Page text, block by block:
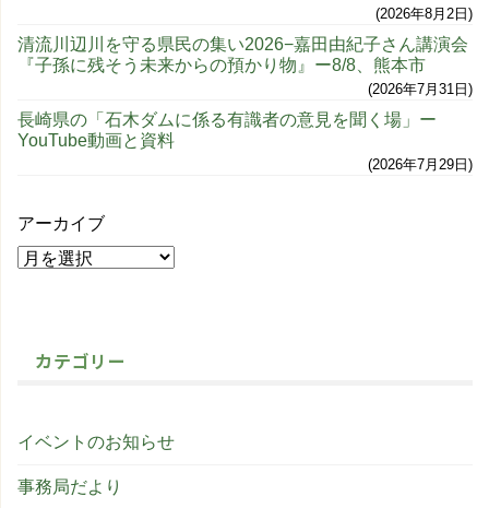
2026年8月2日
清流川辺川を守る県民の集い2026−嘉田由紀子さん講演会
『子孫に残そう未来からの預かり物』ー8/8、熊本市
2026年7月31日
長崎県の「石木ダムに係る有識者の意見を聞く場」ー
YouTube動画と資料
2026年7月29日
アーカイブ
カテゴリー
イベントのお知らせ
事務局だより